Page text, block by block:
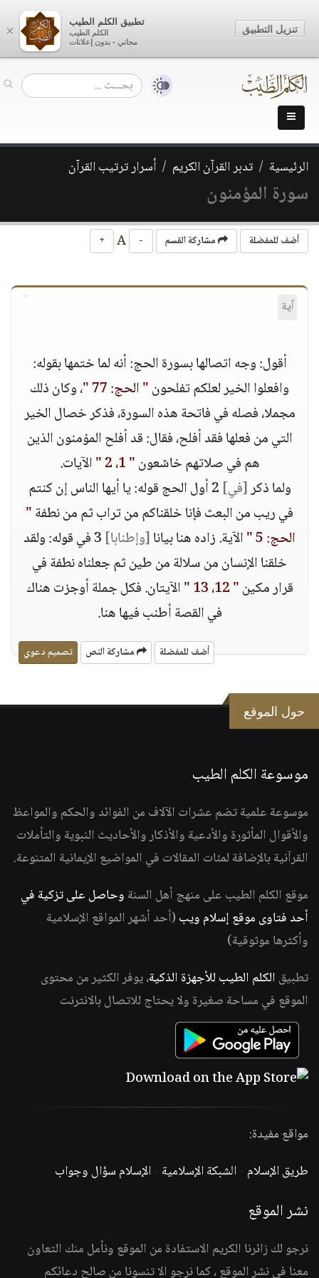
الرئيسية تدبر القرآن الكريم أسرار ترتيب القرآن
سورة المؤمنون
أضف للمفضلة مشاركة القسم -
+
آية
أقول: وجه اتصالها بسورة الحج: أنه لما ختمها بقوله:
وافعلوا الخير لعلكم تفلحون" الحج: 77 "
، وكان ذلك
مجملا، فصله في فاتحة هذه السورة، فذكر خصال الخير
التي من فعلها فقد أفلح، فقال: قد أفلح المؤمنون الذين
هم في صلاتهم خاشعون" 1، 2 "
الآيات.
ولما ذكر[في]
2 أول الحج قوله: يا أيها الناس إن كنتم
في ريب من البعث فإنا خلقناكم من تراب ثم من نطفة"
الحج: 5 "
الآية. زاده هنا بيانا[وإطنابا]
3 في قوله: ولقد
خلقنا الإنسان من سلالة من طين ثم جعلناه نطفة في
قرار مكين" 12، 13 "
الآيتان. فكل جملة أوجزت هناك
في القصة أطنب فيها هنا.
أضف للمفضلة مشاركة النص تصميم دعوي
حول الموقع
موسوعة الكلم الطيب
موسوعة علمية تضم عشرات الآلاف من الفوائد والحكم والمواعظ
والأقوال المأثورة والأدعية والأذكار والأحاديث النبوية والتأملات
القرآنية بالإضافة لمئات المقالات في المواضيع الإيمانية المتنوعة.
موقع الكلم الطيب على منهج أهل السنة وحاصل على تزكية في
أحد فتاوى موقع إسلام ويب (أحد أشهر المواقع الإسلامية
وأكثرها موثوقية)
تطبيق الكلم الطيب للأجهزة الذكية، يوفر الكثير من محتوى
الموقع في مساحة صغيرة ولا يحتاج للاتصال بالانترنت
مواقع مفيدة:
طريق الإسلام -الشبكة الإسلامية -الإسلام سؤال وجواب
نشر الموقع
نرجو لك زائرنا الكريم الاستفادة من الموقع ونأمل منك التعاون
معنا في نشر الموقع ، كما نرجو الا تنسونا من صالح دعائكم
×
تطبيق الكلم الطيب
الكلم الطيب
مجاني - بدون إعلانات
تنزيل التطبيق